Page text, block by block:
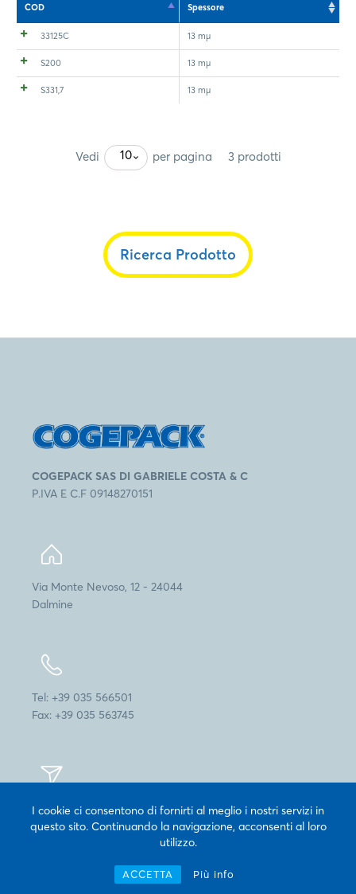
I cookie ci consentono di fornirti al meglio i nostri servizi in
questo sito. Continuando la navigazione, acconsenti al loro
utilizzo.
ACCETTA Più info
COD Spessore
33125C 13 mµ
S200 13 mµ
S331,7 13 mµ
Vedi 10 per pagina 3 prodotti
Ricerca Prodotto
COGEPACK SAS DI GABRIELE COSTA & C
P.IVA E C.F 09148270151
Via Monte Nevoso, 12 - 24044
Dalmine
Tel: +39 035 566501
Fax: +39 035 563745
info@cogepack.it